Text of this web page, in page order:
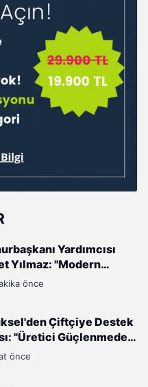
Yardımcısı
Yılmaz: "Modern
İmarında
önce
Çiftçiye Destek
"Üretici Güçlenmeden
Güçlenemez!"
önce